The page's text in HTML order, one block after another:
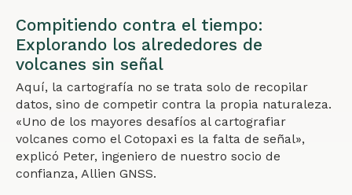
Compitiendo contra el tiempo:
Explorando los alrededores de
volcanes sin señal
Aquí, la cartografía no se trata solo de recopilar
datos, sino de competir contra la propia naturaleza.
«Uno de los mayores desafíos al cartografiar
volcanes como el Cotopaxi es la falta de señal»,
explicó Peter, ingeniero de nuestro socio de
confianza, Allien GNSS.